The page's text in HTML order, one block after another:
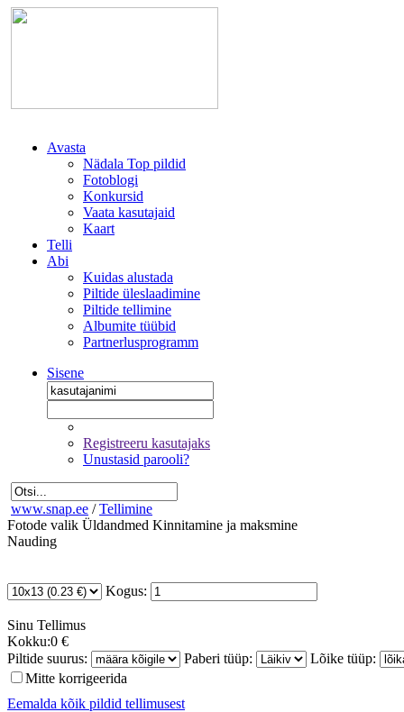
Avasta
Nädala Top pildid
Fotoblogi
Konkursid
Vaata kasutajaid
Kaart
Telli
Abi
Kuidas alustada
Piltide üleslaadimine
Piltide tellimine
Albumite tüübid
Partnerlusprogramm
Sisene
Registreeru kasutajaks
Unustasid parooli?
www.snap.ee / Tellimine
Fotode valik Üldandmed Kinnitamine ja maksmine
Nauding
Kogus:
Sinu Tellimus
Kokku:0 €
Piltide suurus:
Paberi tüüp:
Lõike tüüp:
Mitte korrigeerida
Eemalda kõik pildid tellimusest